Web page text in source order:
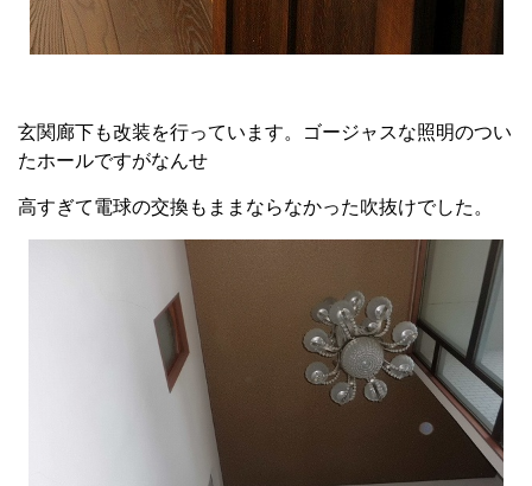
玄関廊下も改装を行っています。ゴージャスな照明のつい
たホールですがなんせ
高すぎて電球の交換もままならなかった吹抜けでした。